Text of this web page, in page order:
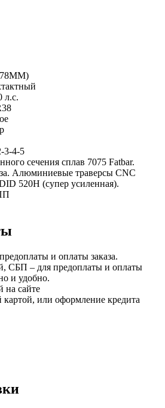
л.с.
3-4-5
сечения сплав 7075 Fatbar.
Алюминиевые траверсы CNC
520H (супер усиленная).
и оплаты заказа.
СБП – для предоплаты и оплаты
и удобно.
на сайте
картой, или оформление кредита